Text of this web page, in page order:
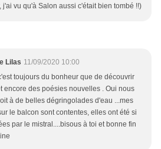
j'ai vu qu'à Salon aussi c'était bien tombé !!)
Lilas 11/09/2020 10:00
toujours du bonheur que de découvrir
encore des poésies nouvelles . Oui nous
à de belles dégringolades d'eau ...mes
le balcon sont contentes, elles ont été si
par le mistral....bisous à toi et bonne fin